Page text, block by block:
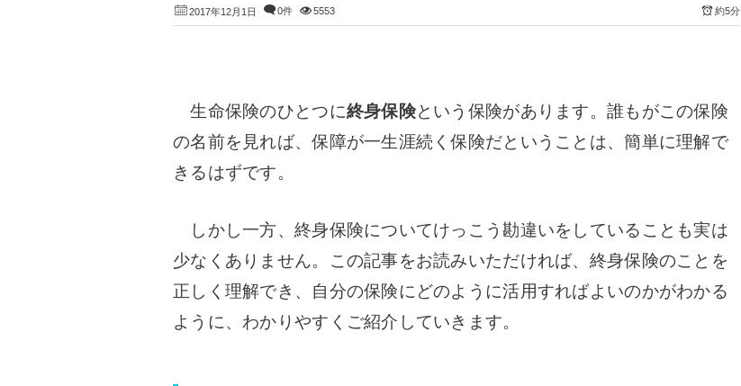
2017年12月1日 0件 5553 約5分
生命保険のひとつに終身保険という保険があります。誰もがこの保険
の名前を見れば、保障が一生涯続く保険だということは、簡単に理解で
きるはずです。
しかし一方、終身保険についてけっこう勘違いをしていることも実は
少なくありません。この記事をお読みいただければ、終身保険のことを
正しく理解でき、自分の保険にどのように活用すればよいのかがわかる
ように、わかりやすくご紹介していきます。